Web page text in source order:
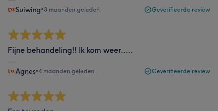
Suiwing•3 maanden geleden Geverifieerde review
Fijne behandeling!! Ik kom weer.....
Agnes•4 maanden geleden Geverifieerde review